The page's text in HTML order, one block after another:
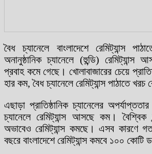
বৈধ চ্যানেলে বাংলাদেশে রেমিট্যান্স
অনানুষ্ঠানিক চ্যানেলে (হুন্ডি) রেমিট্যান্স
প্রবাহ কমে গেছে। খোলাবাজারের চেয়ে
হার কম, বৈধ চ্যানেলে রেমিট্যান্স পাঠাতে খরচ
এছাড়া প্রাতিষ্ঠানিক চ্যানেলের
চ্যানেলে রেমিট্যান্স আসছে কম। বৈশ্বিক
অভাবেও রেমিট্যান্স কমছে। এসব কারণে
বছরে বাংলাদেশে রেমিট্যান্স কমবে ১০০ কোটি